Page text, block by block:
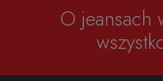
O jeansach